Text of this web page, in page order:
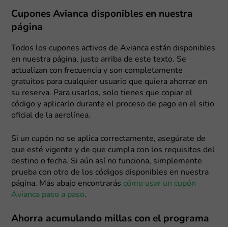
Cupones Avianca disponibles en nuestra
página
Todos los cupones activos de Avianca están disponibles
en nuestra página, justo arriba de este texto. Se
actualizan con frecuencia y son completamente
gratuitos para cualquier usuario que quiera ahorrar en
su reserva. Para usarlos, solo tienes que copiar el
código y aplicarlo durante el proceso de pago en el sitio
oficial de la aerolínea.
Si un cupón no se aplica correctamente, asegúrate de
que esté vigente y de que cumpla con los requisitos del
destino o fecha. Si aún así no funciona, simplemente
prueba con otro de los códigos disponibles en nuestra
página. Más abajo encontrarás cómo usar un cupón
Avianca paso a paso.
Ahorra acumulando millas con el programa